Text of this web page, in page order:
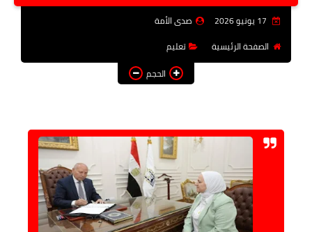
عربى ودولى
آراء وتحليلات
المزيد
صدى الأمة
الصفحة الرئيسية
تعليم
الحجم